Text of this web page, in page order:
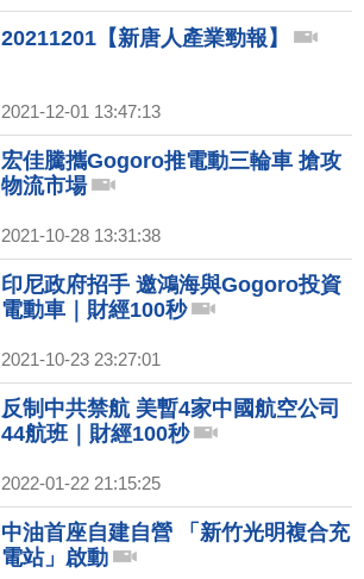
20211201【新唐人產業勁報】
2021-12-01 13:47:13
宏佳騰攜Gogoro推電動三輪車 搶攻
物流市場
2021-10-28 13:31:38
印尼政府招手 邀鴻海與Gogoro投資
電動車｜財經100秒
2021-10-23 23:27:01
反制中共禁航 美暫4家中國航空公司
44航班｜財經100秒
2022-01-22 21:15:25
中油首座自建自營 「新竹光明複合充
電站」啟動